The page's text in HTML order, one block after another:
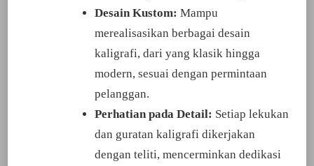
Desain Kustom: Mampu
merealisasikan berbagai desain
kaligrafi, dari yang klasik hingga
modern, sesuai dengan permintaan
pelanggan.
Perhatian pada Detail: Setiap lekukan
dan guratan kaligrafi dikerjakan
dengan teliti, mencerminkan dedikasi